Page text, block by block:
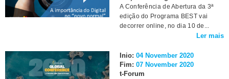
A Conferência de Abertura da 3ª
edição do Programa BEST vai
decorrer online, no dia 10 de...
Ler mais
Inio: 04 November 2020
Fim: 07 November 2020
t-Forum